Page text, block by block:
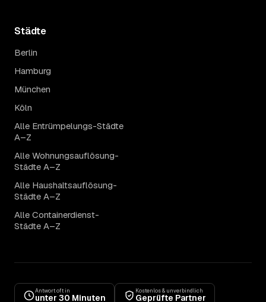
Städte
Berlin
Hamburg
München
Köln
Alle Entrümpelungs-Städte
A–Z
Alle Wohnungsauflösung-
Städte A–Z
Alle Haushaltsauflösung-
Städte A–Z
Alle Containerdienst-
Städte A–Z
Antwort oft in
unter 30 Minuten
Kostenlos & unverbindlich
Geprüfte Partner